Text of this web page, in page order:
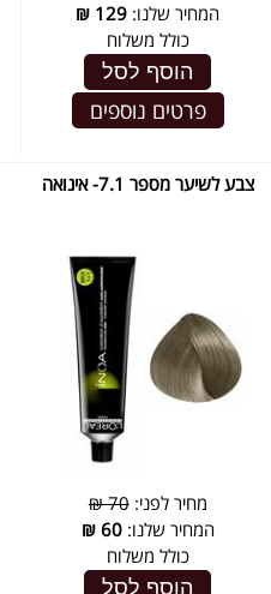
המחיר שלנו: 129
₪
כולל משלוח
הוסף לסל
פרטים נוספים
צבע לשיער מספר 7.1- אינואה
מחיר לפני:70 ₪
המחיר שלנו:60
₪
כולל משלוח
הוסף לסל